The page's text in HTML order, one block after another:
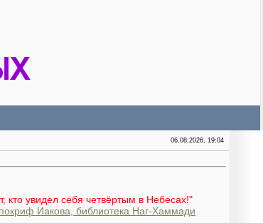
06.08.2026, 19:04
кто увидел себя четвёртым в Небесах!"
Иакова, библиотека Наг-Хаммади